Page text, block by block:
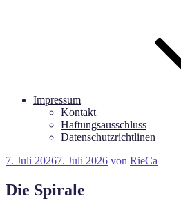
Impressum
Kontakt
Haftungsausschluss
Datenschutzrichtlinen
Veröffentlicht
7. Juli 20267. Juli 2026 von RieCa
Die Spirale